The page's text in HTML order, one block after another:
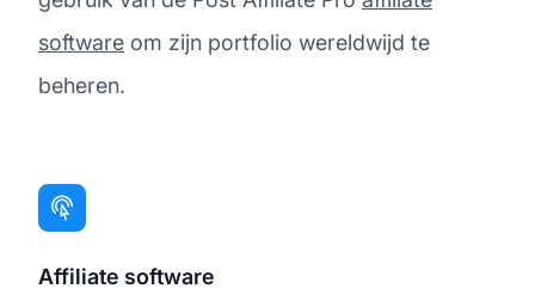
software om zijn portfolio wereldwijd te
beheren.
Affiliate software